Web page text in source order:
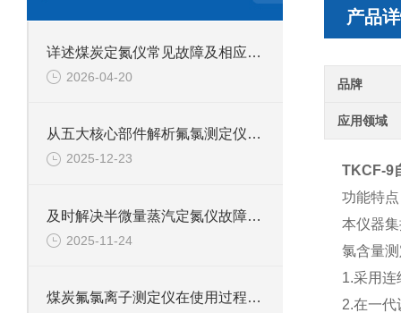
产品
品牌
应用领域
TKCF-9
功能特
本仪器
氯含量
1.采用
2.在一
详述煤炭定氮仪常见故障及相应解决措施
2026-04-20
从五大核心部件解析氟氯测定仪的技术特点
2025-12-23
及时解决半微量蒸汽定氮仪故障是保障检测数据准确可靠的关键
2025-11-24
煤炭氟氯离子测定仪在使用过程中的常见问题相应解决方法分享